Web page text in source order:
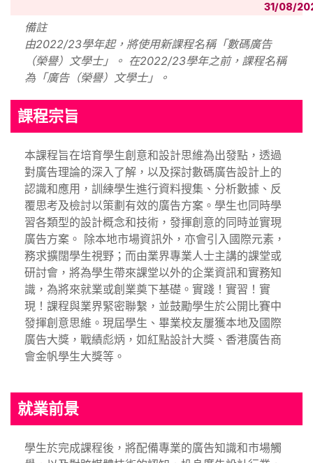
31/08/
備註
由2022/23學年起，將使用新課程名稱「數碼廣告
（榮譽）文學士」。 在2022/23學年之前，課程名稱
為「廣告（榮譽）文學士」。
課程宗旨
本課程旨在培育學生創意和設計思維為出發點，透過
對廣告理論的深入了解，以及探討數碼廣告設計上的
認識和應用，訓練學生進行資料搜集、分析數據、反
覆思考及檢討以策劃有效的廣告方案。學生也同時學
習各類型的設計概念和技術，發揮創意的同時並實現
廣告方案。 除本地市場資訊外，亦會引入國際元素，
務求擴闊學生視野；而由業界專業人士主講的課堂或
研討會，將為學生帶來課堂以外的企業資訊和實務知
識，為將來就業或創業奠下基礎。實踐！實習！實
現！課程與業界緊密聯繫，並鼓勵學生於公開比賽中
發揮創意思維。現屆學生、畢業校友屢獲本地及國際
廣告大獎，戰績彪炳，如紅點設計大獎、香港廣告商
會金帆學生大獎等。
就業前景
學生於完成課程後，將配備專業的廣告知識和市場觸